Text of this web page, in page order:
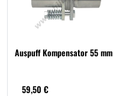
Auspuff Kompensator 55 mm
59,50 €